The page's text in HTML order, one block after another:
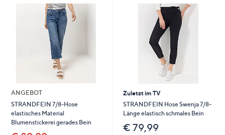
anzuzeigen.
ANGEBOT
STRANDFEIN 7/8-Hose
elastisches Material
Blumenstickerei gerades Bein
Zuletzt im TV
STRANDFEIN Hose Swenja 7/8-
Länge elastisch schmales Bein
€ 79,99